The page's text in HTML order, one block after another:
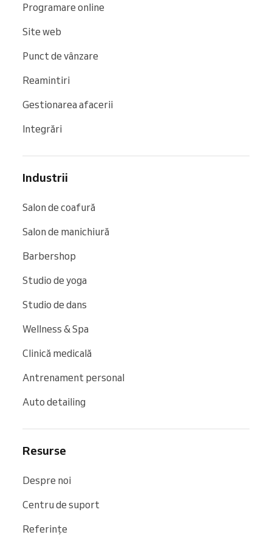
Programare online
Site web
Punct de vânzare
Reamintiri
Gestionarea afacerii
Integrări
Industrii
Salon de coafură
Salon de manichiură
Barbershop
Studio de yoga
Studio de dans
Wellness & Spa
Clinică medicală
Antrenament personal
Auto detailing
Resurse
Despre noi
Centru de suport
Referințe